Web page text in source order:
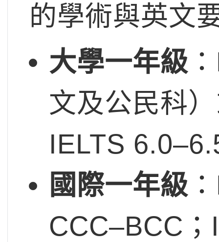
的學術與英文
大學一年級
文及公民科
IELTS
國際一年級
CCC–BCC